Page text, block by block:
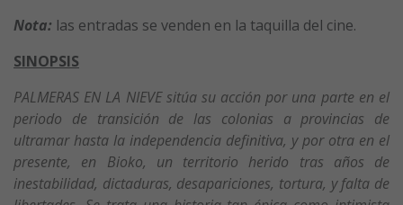
Nota: las entradas se venden en la taquilla del cine.
SINOPSIS
PALMERAS EN LA NIEVE sitúa su acción por una parte en el
periodo de transición de las colonias a provincias de
ultramar hasta la independencia definitiva, y por otra en el
presente, en Bioko, un territorio herido tras años de
inestabilidad, dictaduras, desapariciones, tortura, y falta de